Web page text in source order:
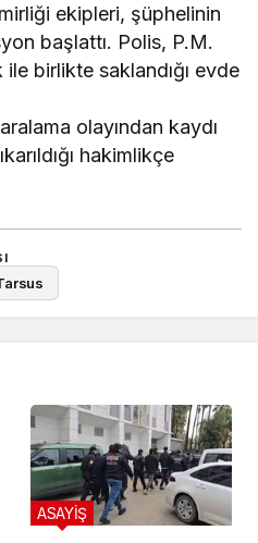
ekipleri, şüphelinin
başlattı. Polis, P.M.
birlikte saklandığı evde
olayından kaydı
hakimlikçe
ASAYİŞ